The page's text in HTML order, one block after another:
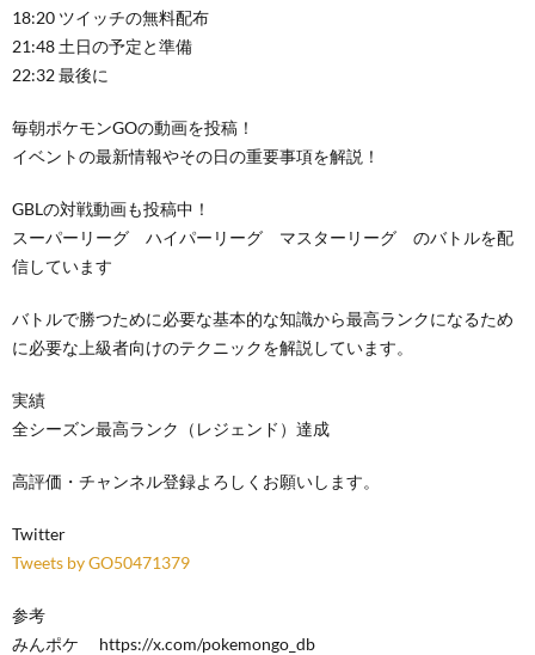
18:20 ツイッチの無料配布
21:48 土日の予定と準備
22:32 最後に
毎朝ポケモンGOの動画を投稿！
イベントの最新情報やその日の重要事項を解説！
GBLの対戦動画も投稿中！
スーパーリーグ ハイパーリーグ マスターリーグ のバトルを配
信しています
バトルで勝つために必要な基本的な知識から最高ランクになるため
に必要な上級者向けのテクニックを解説しています。
実績
全シーズン最高ランク（レジェンド）達成
高評価・チャンネル登録よろしくお願いします。
Twitter
Tweets by GO50471379
参考
みんポケ https://x.com/pokemongo_db